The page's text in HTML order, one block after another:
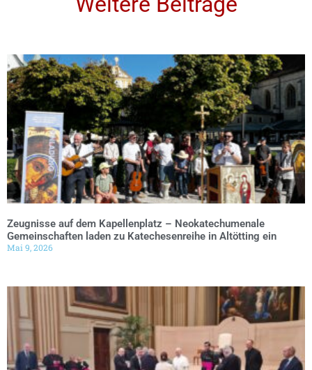
Zeugnisse auf dem Kapellenplatz – Neokatechumenale
Gemeinschaften laden zu Katechesenreihe in Altötting ein
Mai 9, 2026